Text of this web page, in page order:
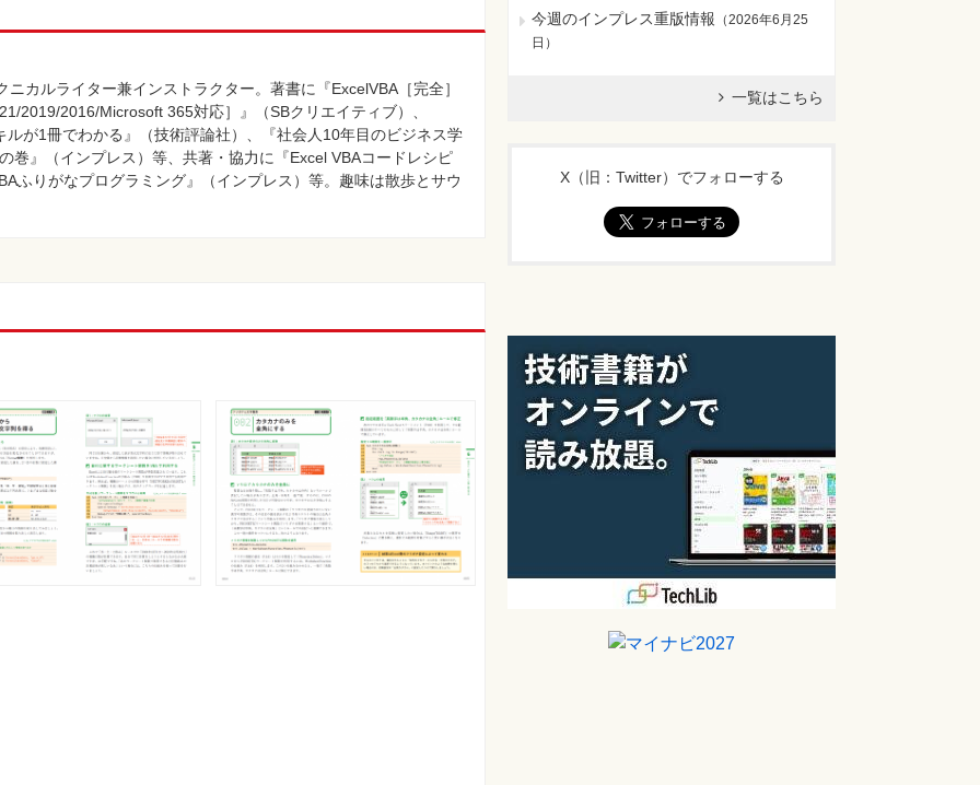
カルライター兼インストラクター。著書に『ExcelVBA［完全］
2019/2016/Microsoft 365対応］』（SBクリエイティブ）、
が1冊でわかる』（技術評論社）、『社会人10年目のビジネス学
巻』（インプレス）等、共著・協力に『Excel VBAコードレシピ
ふりがなプログラミング』（インプレス）等。趣味は散歩とサウ
今週のインプレス重版情報 （2026年6月25
日 ）
一覧はこちら
X（旧：Twitter）でフォローする